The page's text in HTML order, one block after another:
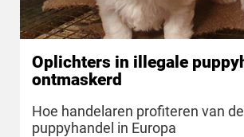
Oplichters in illegale
ontmaskerd
Hoe handelaren profiteren van
puppyhandel in Europa